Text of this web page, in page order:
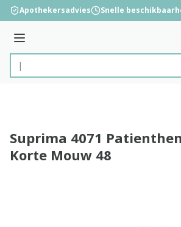
Ga naar de inhoud
Apothekersadvies Snelle
Menu
Product, merk, categorie...
Suprima 4071
Korte Mouw 48